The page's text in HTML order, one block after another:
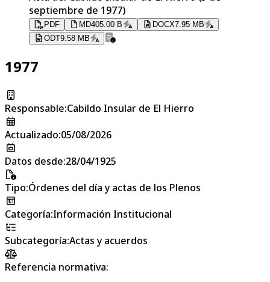
septiembre de 1977)
PDF MD405.00 B DOCX7.95 MB
ODT9.58 MB
1977
Responsable:Cabildo Insular de El Hierro
Actualizado:05/08/2026
Datos desde:28/04/1925
Tipo:Órdenes del día y actas de los Plenos
Categoría:Información Institucional
Subcategoría:Actas y acuerdos
Referencia normativa: